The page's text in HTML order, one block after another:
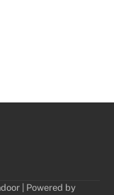
| Powered by